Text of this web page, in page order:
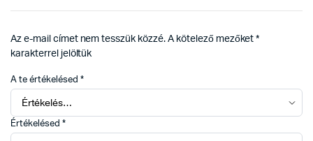
Az e-mail címet nem tesszük közzé. A kötelező mezőket*
karakterrel jelöltük
A te értékelésed *
Értékelésed *